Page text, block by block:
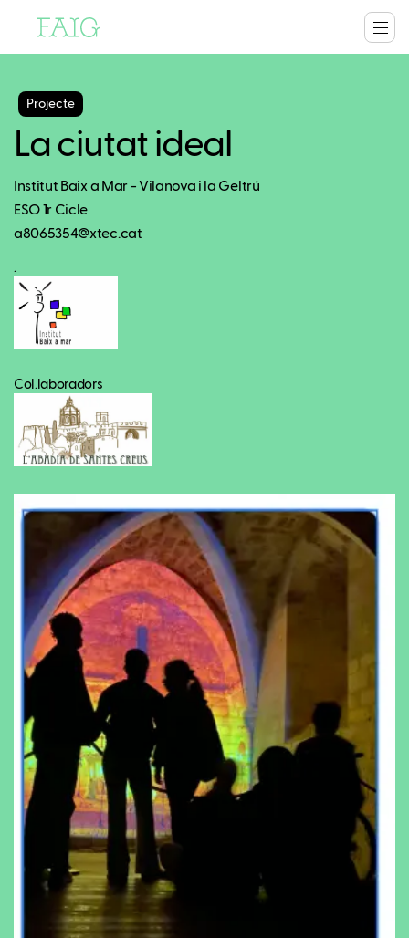
Projecte
La ciutat ideal
Institut Baix a Mar - Vilanova i la Geltrú
ESO 1r Cicle
a8065354@xtec.cat
.
Col.laboradors